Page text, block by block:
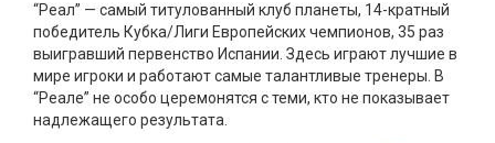
“Реал” — самый титулованный клуб планеты, 14-кратный
победитель Кубка/Лиги Европейских чемпионов, 35 раз
выигравший первенство Испании. Здесь играют лучшие в
мире игроки и работают самые талантливые тренеры. В
“Реале” не особо церемонятся с теми, кто не показывает
надлежащего результата.